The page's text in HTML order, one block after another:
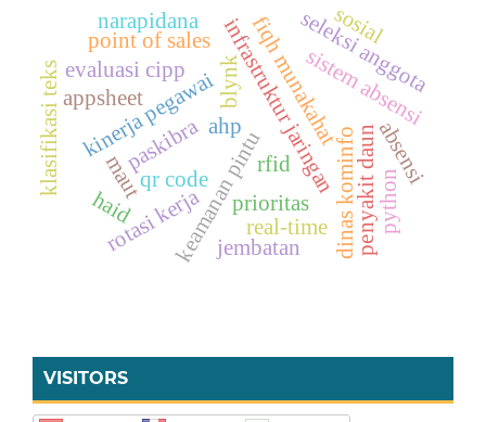
kinerja pegawai
qr code
keamanan pintu
blynk
infrastruktur jaringan
ahp
prioritas dinas kominfo
fiqh munakahat
rotasi kerja
evaluasi cipp sistem absensi
real-time
rfid
appsheet
point of sales
penyakit daun
paskibra
seleksi anggota
absensi
jembatan
maut
narapidana
python
klasifikasi teks
haid
sosial
VISITORS